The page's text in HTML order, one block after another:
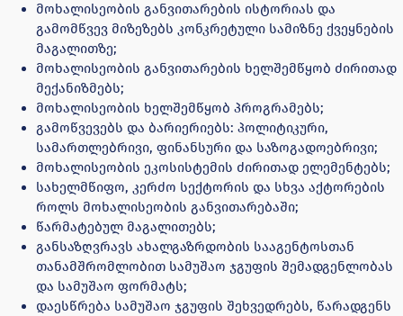
მოხალისეობის განვითარების ისტორიას და
გამომწვევ მიზეზებს კონკრეტული სამიზნე ქვეყნების
მაგალითზე;
მოხალისეობის განვითარების ხელშემწყობ ძირითად
მექანიზმებს;
მოხალისეობის ხელშემწყობ პროგრამებს;
გამოწვევებს და ბარიერიებს: პოლიტიკური,
სამართლებრივი, ფინანსური და საზოგადოებრივი;
მოხალისეობის ეკოსისტემის ძირითად ელემენტებს;
სახელმწიფო, კერძო სექტორის და სხვა აქტორების
როლს მოხალისეობის განვითარებაში;
წარმატებულ მაგალითებს;
განსაზღვრავს ახალგაზრდობის სააგენტოსთან
თანამშრომლობით სამუშაო ჯგუფის შემადგენლობას
და სამუშაო ფორმატს;
დაესწრება სამუშაო ჯგუფის შეხვედრებს, წარადგენს